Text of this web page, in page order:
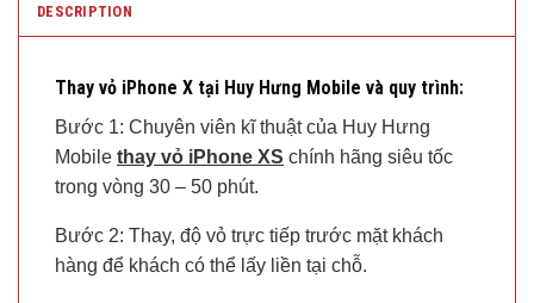
DESCRIPTION
Thay vỏ iPhone X tại Huy Hưng Mobile và quy trình:
Bước 1: Chuyên viên kĩ thuật của Huy Hưng
Mobile thay vỏ iPhone XS chính hãng siêu tốc
trong vòng 30 – 50 phút.
Bước 2: Thay, độ vỏ trực tiếp trước mặt khách
hàng để khách có thể lấy liền tại chỗ.